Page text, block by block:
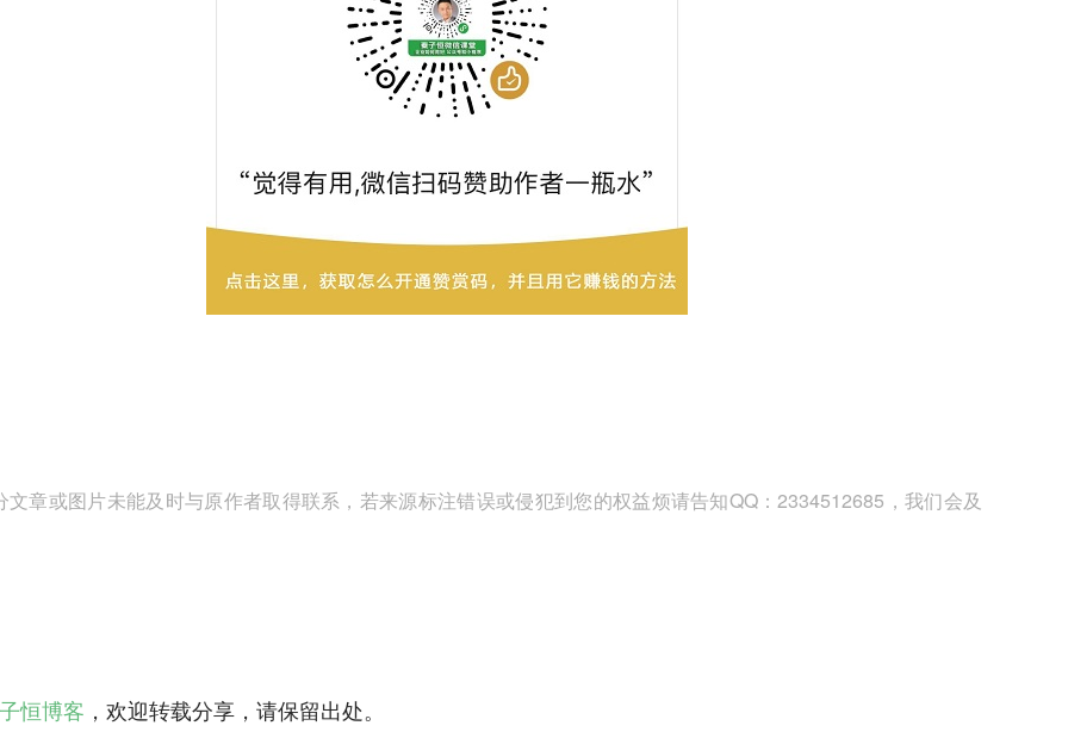
文章或图片未能及时与原作者取得联系，若来源标注错误或侵犯到您的权益烦请告知QQ：2334512685，我们会及
恒博客 ，欢迎转载分享，请保留出处。